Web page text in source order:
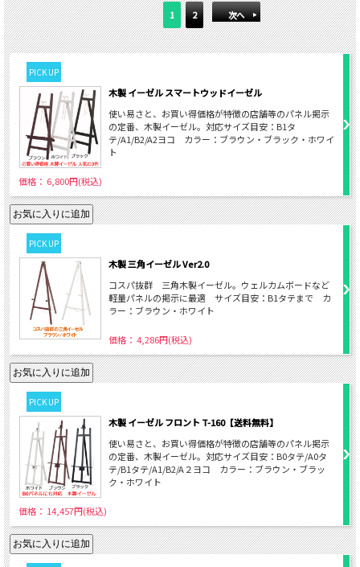
1 2 次へ
PICK UP
木製 イーゼル スマートウッドイーゼル
使い易さと、お買い得価格が特徴の店舗等のパネル掲示
の定番、木製イーゼル。対応サイズ目安：B1タ
テ/A1/B2/A2ヨコ カラー：ブラウン・ブラック・ホワイ
ト
価格： 6,800円(税込)
PICK UP
木製 三角イーゼル Ver2.0
コスパ抜群 三角木製イーゼル。ウェルカムボードなど
軽量パネルの掲示に最適 サイズ目安：B1タテまで カ
ラー：ブラウン・ホワイト
価格： 4,286円(税込)
PICK UP
木製 イーゼル フロント T-160【送料無料】
使い易さと、お買い得価格が特徴の店舗等のパネル掲示
の定番、木製イーゼル。対応サイズ目安：B0タテ/A0タ
テ/B1タテ/A1/B2/A２ヨコ カラー：ブラウン・ブラッ
ク・ホワイト
価格： 14,457円(税込)